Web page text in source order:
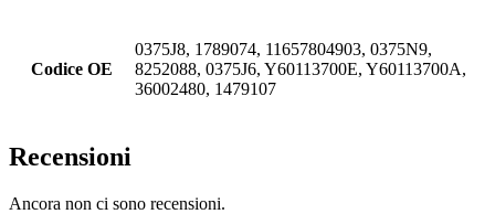
Codice OE
0375J8, 1789074, 11657804903, 0375N9,
8252088, 0375J6, Y60113700E, Y60113700A,
36002480, 1479107
Recensioni
Ancora non ci sono recensioni.